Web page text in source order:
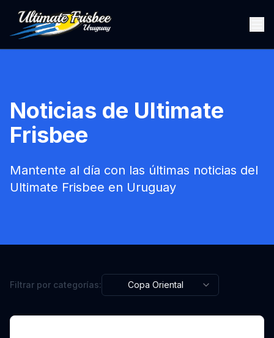
Noticias de Ultimate
Frisbee
Mantente al día con las últimas noticias del
Ultimate Frisbee en Uruguay
Filtrar por categorías: Copa Oriental